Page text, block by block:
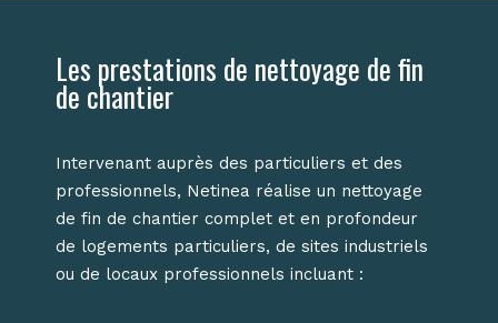
Les prestations de nettoyage de fin
de chantier
Intervenant auprès des particuliers et des
professionnels, Netinea réalise un nettoyage
de fin de chantier complet et en profondeur
de logements particuliers, de sites industriels
ou de locaux professionnels incluant :